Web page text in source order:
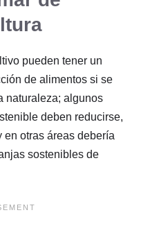
pueden tener un
de alimentos si se
naturaleza; algunos
deben reducirse,
en otras áreas debería
sostenibles de